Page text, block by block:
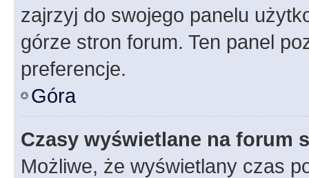
zajrzyj do swojego panelu
górze stron forum. Ten panel
preferencje.
Góra
Czasy wyświetlane na forum
Możliwe, że wyświetlany czas